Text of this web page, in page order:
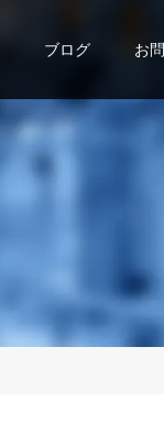
ブログ お